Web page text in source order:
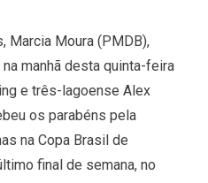
Marcia Moura (PMDB),
manhã desta quinta-feira
e três-lagoense Alex
os parabéns pela
na Copa Brasil de
final de semana, no